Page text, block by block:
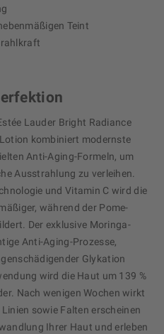
Teint
Lauder Bright Radiance
kombiniert modernste
Anti-Aging-Formeln, um
Ausstrahlung zu verleihen.
und Vitamin C wird die
während der Pome-
Der exklusive Moringa-
Anti-Aging-Prozesse,
Glykation
wird die Haut um 139 %
Nach wenigen Wochen wirkt
sowie Falten erscheinen
Ihrer Haut und erleben